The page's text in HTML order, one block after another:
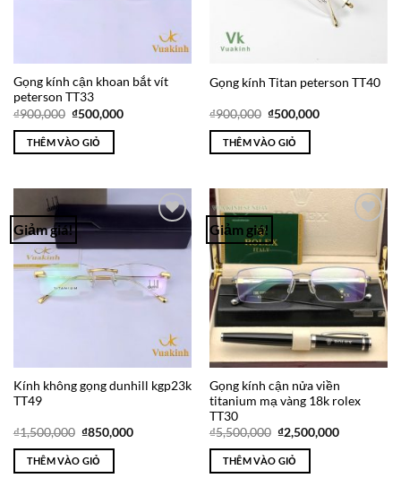
Gọng kính cận khoan bắt vít
peterson TT33
₫900,000 Giá
là:
₫900,000.
₫500,000Giá
THÊM VÀO GIỎ
Gọng kính Titan peterson TT40
₫900,000 Giá
là:
₫900,000.
₫500,000Giá
THÊM VÀO GIỎ
Giảm giá!
Add to
Wishlist
Kính không gọng dunhill kgp23k
TT49
₫1,500,000 Giá
là:
₫1,500,000.
₫850,000Giá
THÊM VÀO GIỎ
Giảm giá!
Gọng kính cận nửa viền
titanium mạ vàng 18k rolex
TT30
₫5,500,000 Giá
gốc
là:
₫5,500,000.
₫2,500,000Giá
THÊM VÀO GIỎ